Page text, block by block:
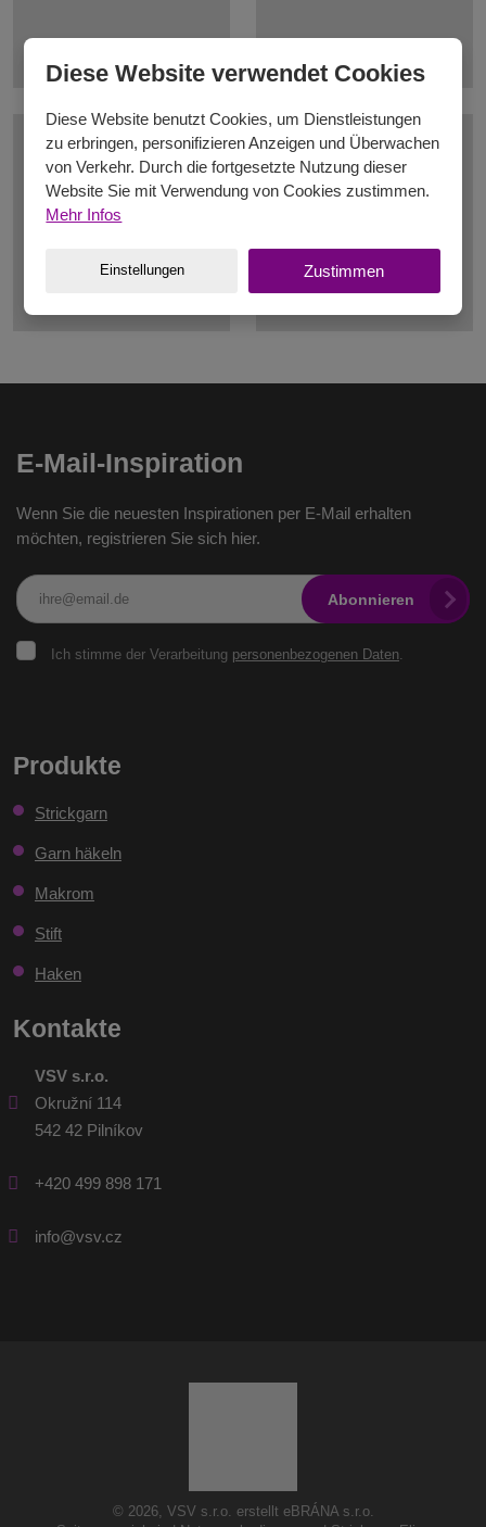
E-Mail-Inspiration
Wenn Sie die neuesten Inspirationen per E-Mail erhalten
möchten, registrieren Sie sich hier.
Ich stimme der Verarbeitung personenbezogenen Daten.
Abonnieren
Formular
nicht
gesendet
werden
Produkte
Strickgarn
Garn häkeln
Makrom
Stift
Haken
Kontakte
VSV s.r.o.
Okružní 114
542 42 Pilníkov
+420 499 898 171
info@vsv.cz
© 2026, VSV s.r.o. erstellt eBRÁNA s.r.o.
Diese Website verwendet Cookies
Diese Website benutzt Cookies, um Dienstleistungen
zu erbringen, personifizieren Anzeigen und Überwachen
von Verkehr. Durch die fortgesetzte Nutzung dieser
Website Sie mit Verwendung von Cookies zustimmen.
Mehr Infos
Einstellungen Zustimmen